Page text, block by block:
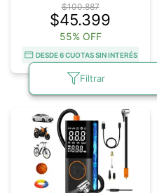
Filtrar
$100.887
$45.399
55% OFF
DESDE 6 CUOTAS SIN INTERÉS